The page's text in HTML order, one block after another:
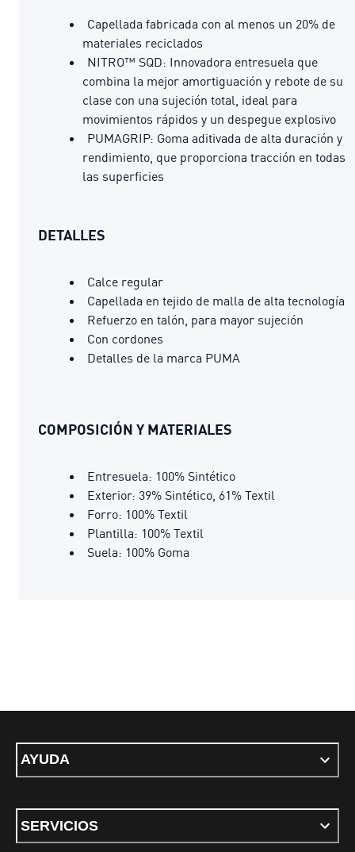
Capellada fabricada con al menos un 20% de
materiales reciclados
NITRO™ SQD: Innovadora entresuela que
combina la mejor amortiguación y rebote de su
clase con una sujeción total, ideal para
movimientos rápidos y un despegue explosivo
PUMAGRIP: Goma aditivada de alta duración y
rendimiento, que proporciona tracción en todas
las superficies
DETALLES
Calce regular
Capellada en tejido de malla de alta tecnología
Refuerzo en talón, para mayor sujeción
Con cordones
Detalles de la marca PUMA
COMPOSICIÓN Y MATERIALES
Entresuela: 100% Sintético
Exterior: 39% Sintético, 61% Textil
Forro: 100% Textil
Plantilla: 100% Textil
Suela: 100% Goma
AYUDA
SERVICIOS